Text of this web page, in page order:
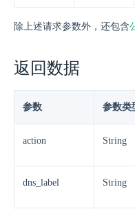
除上述请求参数外，还包含
返回数据
参数 参数类
action String
dns_label String